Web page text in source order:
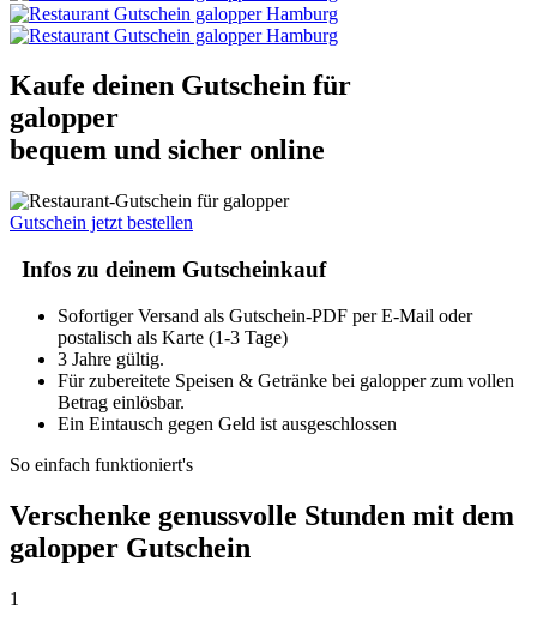
Kaufe deinen Gutschein für
galopper
bequem und sicher online
Gutschein jetzt bestellen
Infos zu deinem Gutscheinkauf
Sofortiger Versand als Gutschein-PDF per E-Mail oder
postalisch als Karte (1-3 Tage)
3 Jahre gültig.
Für zubereitete Speisen & Getränke bei galopper zum vollen
Betrag einlösbar.
Ein Eintausch gegen Geld ist ausgeschlossen
So einfach funktioniert's
Verschenke genussvolle Stunden mit dem
galopper Gutschein
1